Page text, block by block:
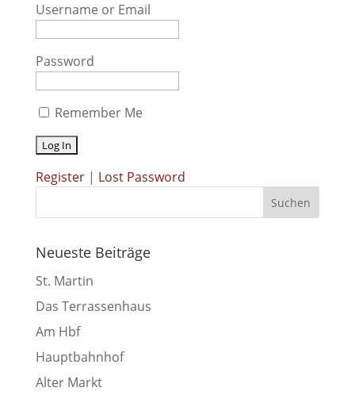
Username or Email
Password
Remember Me
Register| Lost Password
Neueste Beiträge
St. Martin
Das Terrassenhaus
Am Hbf
Hauptbahnhof
Alter Markt